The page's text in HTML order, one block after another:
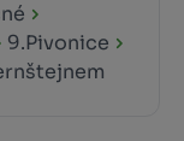
9.Pivonice